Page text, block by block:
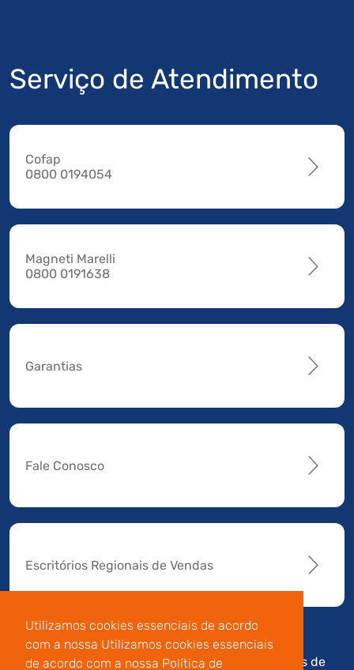
Utilizamos cookies essenciais de acordo
com a nossa Utilizamos cookies essenciais
de acordo com a nossa Política de
Serviço de Atendimento
Cofap
0800 0194054
Magneti Marelli
0800 0191638
Garantias
Fale Conosco
Escritórios Regionais de Vendas
Av. Manoel da Nóbrega,
Termos de
Código de